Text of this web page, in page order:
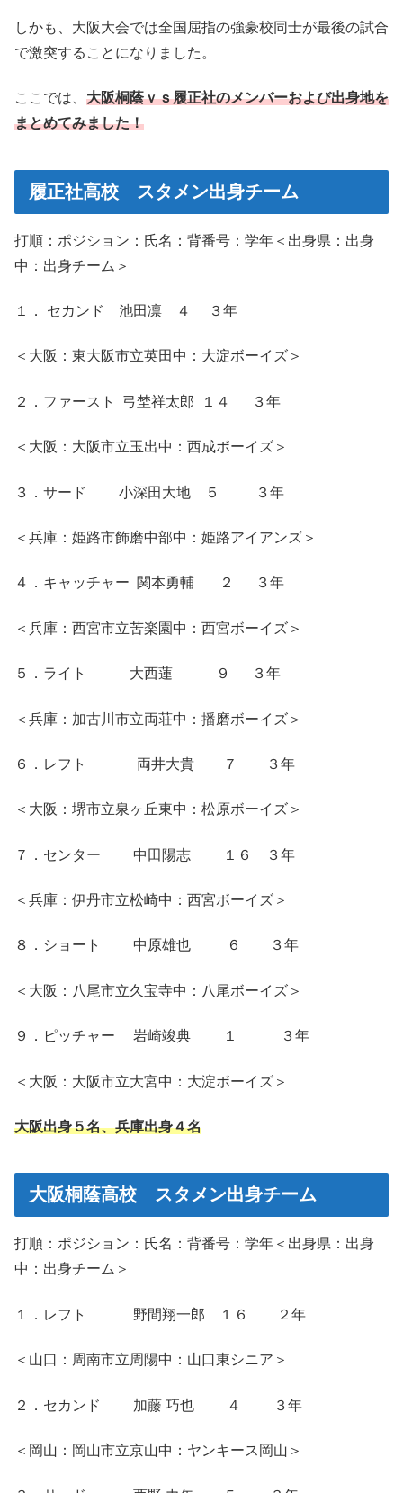
しかも、大阪大会では全国屈指の強豪校同士が最後の試合
で激突することになりました。
ここでは、 大阪桐蔭ｖｓ履正社のメンバーおよび出身地を
まとめてみました！
履正社高校 スタメン出身チーム
打順：ポジション：氏名：背番号：学年＜出身県：出身
中：出身チーム＞
１． セカンド 池田凛 ４ ３年
＜大阪：東大阪市立英田中：大淀ボーイズ＞
２．ファースト 弓埜祥太郎 １４ ３年
＜大阪：大阪市立玉出中：西成ボーイズ＞
３．サード 小深田大地 ５ ３年
＜兵庫：姫路市飾磨中部中：姫路アイアンズ＞
４．キャッチャー 関本勇輔 ２ ３年
＜兵庫：西宮市立苦楽園中：西宮ボーイズ＞
５．ライト 大西蓮 ９ ３年
＜兵庫：加古川市立両荘中：播磨ボーイズ＞
６．レフト 両井大貴 ７ ３年
＜大阪：堺市立泉ヶ丘東中：松原ボーイズ＞
７．センター 中田陽志 １６ ３年
＜兵庫：伊丹市立松崎中：西宮ボーイズ＞
８．ショート 中原雄也 ６ ３年
＜大阪：八尾市立久宝寺中：八尾ボーイズ＞
９．ピッチャー 岩崎竣典 １ ３年
＜大阪：大阪市立大宮中：大淀ボーイズ＞
大阪出身５名、兵庫出身４名
大阪桐蔭高校 スタメン出身チーム
打順：ポジション：氏名：背番号：学年＜出身県：出身
中：出身チーム＞
１．レフト 野間翔一郎 １６ ２年
＜山口：周南市立周陽中：山口東シニア＞
２．セカンド 加藤 巧也 ４ ３年
＜岡山：岡山市立京山中：ヤンキース岡山＞